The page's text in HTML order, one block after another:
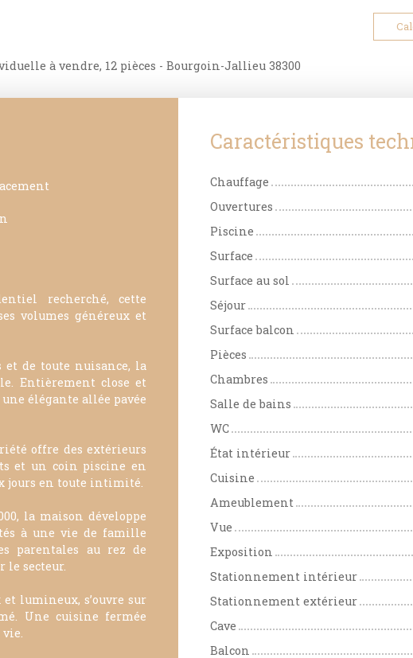
à vendre, 12 pièces - Bourgoin-Jallieu 38300
recherché, cette
volumes généreux et
et de toute nuisance, la
Entièrement close et
élégante allée pavée
offre des extérieurs
et un coin piscine en
jours en toute intimité.
la maison développe
à une vie de famille
parentales au rez de
le secteur.
et lumineux, s’ouvre sur
Une cuisine fermée
Caractéristiques
Chauffage
Ouvertures
Piscine
Surface
Surface au sol
Séjour
Surface balcon
Pièces
Chambres
Salle de bains
WC
État intérieur
Cuisine
Ameublement
Vue
Exposition
Stationnement intérieur
Stationnement extérieur
Cave
Balcon